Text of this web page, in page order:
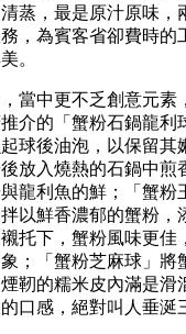
蒸，最是原汁原味，
，為賓客省卻費時的
。
當中更不乏創意元素
介的「蟹粉石鍋龍利
球後油泡，以保留其
後放入燒熱的石鍋中煎
龍利魚的鮮；「蟹粉
以鮮香濃郁的蟹粉，
托下，蟹粉風味更佳
；「蟹粉芝麻球」將
靭的糯米皮內滿是滑
口感，絕對叫人垂涎